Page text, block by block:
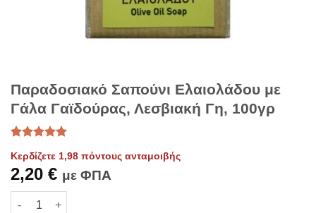
Παραδοσιακό Σαπούνι Ελαιολάδου με
Γάλα Γαϊδούρας, Λεσβιακή Γη, 100γρ
με5από 5
με βάση
βαθμολογίες
πελάτη
Κερδίζετε 1,98 πόντους ανταμοιβής
2,20 € με ΦΠΑ
Παραδοσιακό Σαπούνι Ελαιολάδου με Γάλα Γαϊδούρας,